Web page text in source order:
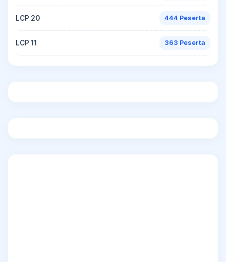
LCP 20 444 Peserta
LCP 11 363 Peserta